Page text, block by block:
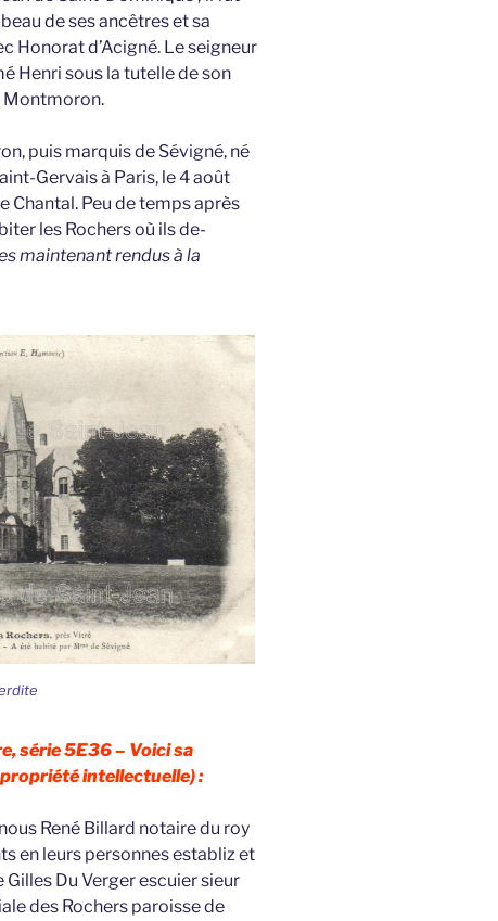
de ses ancêtres et sa
Honorat d’Acigné. Le seigneur
Henri sous la tutelle de son
Montmoron.
puis marquis de Sévigné, né
Gervais à Paris, le 4 août
Chantal. Peu de temps après
les Rochers où ils de-
maintenant rendus à la
série 5E36 – Voici sa
intellectuelle) :
René Billard notaire du roy
en leurs personnes establiz et
Du Verger escuier sieur
des Rochers paroisse de